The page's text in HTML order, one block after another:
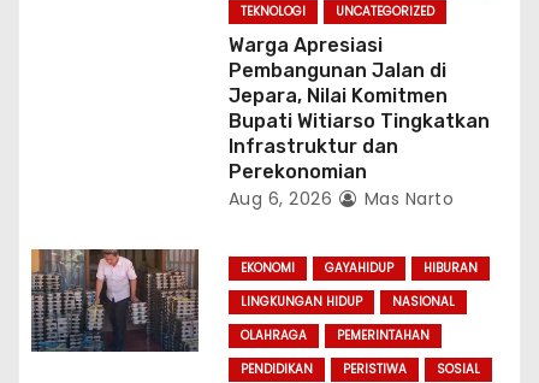
TEKNOLOGI
UNCATEGORIZED
Warga Apresiasi
Pembangunan Jalan di
Jepara, Nilai Komitmen
Bupati Witiarso Tingkatkan
Infrastruktur dan
Perekonomian
Aug 6, 2026 Mas Narto
EKONOMI GAYAHIDUP
HIBURAN
LINGKUNGAN HIDUP
NASIONAL
OLAHRAGA
PEMERINTAHAN
PENDIDIKAN
PERISTIWA
SOSIAL